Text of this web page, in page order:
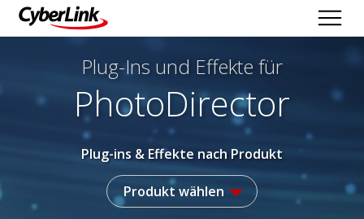
Plug-Ins und Effekte für
PhotoDirector
Plug-ins & Effekte nach Produkt
Produkt wählen